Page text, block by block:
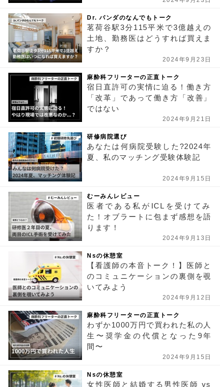
Dr. パンダのなんでもトーク
茗荷谷駅3分115平米で3億越えの
土地、勤務医はどうすれば買えま
すか？
2024年9月23日
麻酔科フリーターの正直トーク
宿日直許可の実情に迫る！働き方
「改革」であって働き方「改善」
ではない
2024年9月21日
研修病院選び
あなたは何病院受験した?2024年
夏、私のマッチング受験体験記
2024年9月15日
むーみんレビュー
医者である私がICLを受けてみ
た！オブラートに包まず感想を語
ります！
2024年9月13日
Nsの休憩室
【看護師の本音トーク！】医師と
のコミュニケーションの裏側を覗
いてみよう
2024年9月12日
麻酔科フリーターの正直トーク
わずか1000万円で買われた私の人
生〜奨学金の代償となった9年
間〜
2024年9月15日
Nsの休憩室
女性医師と結婚する男性医師 vs